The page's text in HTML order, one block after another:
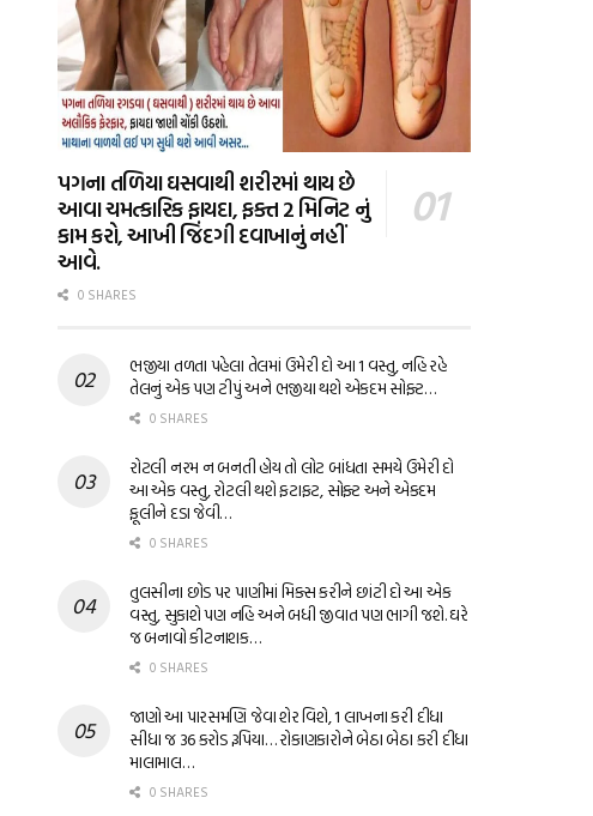
પગના તળિયા ઘસવાથી શરીરમાં થાય છે
આવા ચમત્કારિક ફાયદા, ફક્ત 2 મિનિટ નું
કામ કરો, આખી જિંદગી દવાખાનું નહીં
આવે.
0 SHARES
ભજીયા તળતા પહેલા તેલમાં ઉમેરી દો આ 1 વસ્તુ, નહિ રહે
તેલનું એક પણ ટીપું અને ભજીયા થશે એકદમ સોફ્ટ…
0 SHARES
રોટલી નરમ ન બનતી હોય તો લોટ બાંધતા સમયે ઉમેરી દો
આ એક વસ્તુ, રોટલી થશે ફટાફટ, સોફ્ટ અને એકદમ
ફૂલીને દડા જેવી…
0 SHARES
તુલસીના છોડ પર પાણીમાં મિક્સ કરીને છાંટી દો આ એક
વસ્તુ, સુકાશે પણ નહિ અને બધી જીવાત પણ ભાગી જશે. ઘરે
જ બનાવો કીટનાશક…
0 SHARES
જાણો આ પારસમણિ જેવા શેર વિશે, 1 લાખના કરી દીધા
સીધા જ 36 કરોડ રૂપિયા… રોકાણકારોને બેઠા બેઠા કરી દીધા
માલામાલ…
0 SHARES